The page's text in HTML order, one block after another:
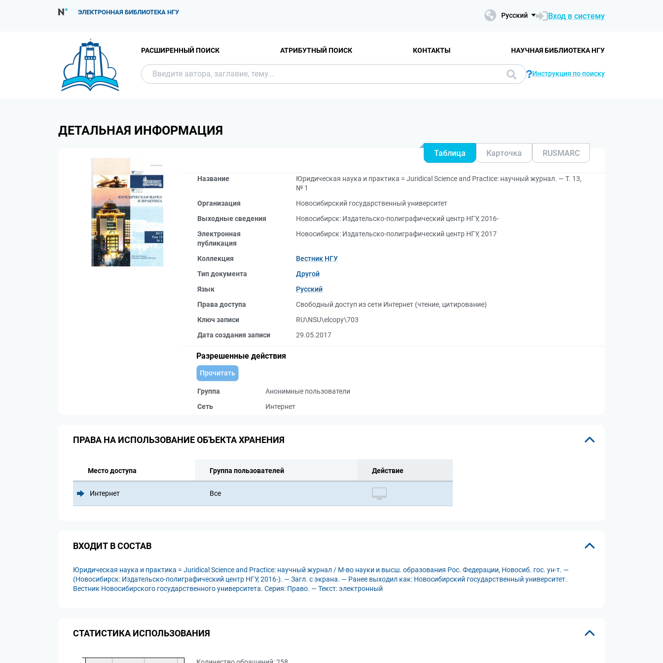
ЭЛЕКТРОННАЯ БИБЛИОТЕКА НГУ Русский Вход в систему
РАСШИРЕННЫЙ ПОИСК АТРИБУТНЫЙ ПОИСК КОНТАКТЫ НАУЧНАЯ БИБЛИОТЕКА НГУ
Инструкция по поиску
ДЕТАЛЬНАЯ ИНФОРМАЦИЯ
Таблица Карточка RUSMARC
Название
Юридическая наука и практика = Juridical Science and Practice: научный журнал. — Т. 13,
№ 1
Организация
Новосибирский государственный университет
Выходные сведения
Новосибирск: Издательско-полиграфический центр НГУ, 2016-
Электронная
публикация
Новосибирск: Издательско-полиграфический центр НГУ, 2017
Коллекция
Вестник НГУ
Тип документа
Другой
Язык
Русский
Права доступа
Свободный доступ из сети Интернет (чтение, цитирование)
Ключ записи
RU\NSU\elcopy\703
Дата создания записи
29.05.2017
Разрешенные действия
Прочитать
Группа
Анонимные пользователи
Сеть
Интернет
ПРАВА НА ИСПОЛЬЗОВАНИЕ ОБЪЕКТА ХРАНЕНИЯ
Место доступа Группа пользователей Действие
Интернет Все
ВХОДИТ В СОСТАВ
Юридическая наука и практика = Juridical Science and Practice: научный журнал / М-во науки и высш. образования Рос. Федерации, Новосиб. гос. ун-т. —
(Новосибирск: Издательско-полиграфический центр НГУ, 2016-). — Загл. с экрана. — Ранее выходил как: Новосибирский государственный университет.
Вестник Новосибирского государственного университета. Серия: Право. — Текст: электронный
СТАТИСТИКА ИСПОЛЬЗОВАНИЯ